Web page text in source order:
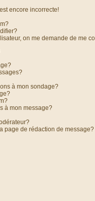
encore incorrecte!
on me demande de me
à mon sondage?
à mon message?
page de rédaction de message?